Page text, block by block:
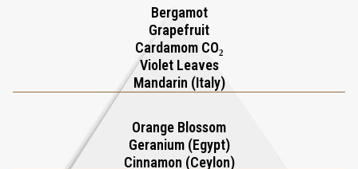
spojí a vytvoří svěží květinové srdce, umocněné hřejivým, lehce
pepřovým půvabem čisté skořice, evokující pocit syrové intenzity
skořice. Elegantní cedr a guajakové dřevo propůjčují hloubku,
zatímco pryskyřice labdanum obaluje kompozici měkkým, trvalým
teplem. L'Invitation au Voyage přesahuje typické kolínské vody a
nabízí dvouvrstvý zážitek, který harmonicky spojuje svěžest se
smyslným teplem a vytváří skutečně nezapomenutelné čichové
Bergamot
Grapefruit
Cardamom CO₂
Violet Leaves
Mandarin (Italy)
Orange Blossom
Geranium (Egypt)
Cinnamon (Ceylon)